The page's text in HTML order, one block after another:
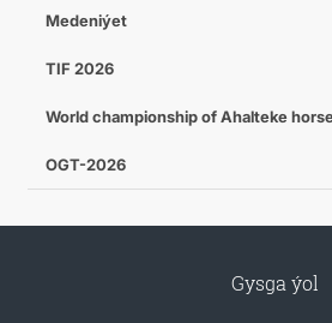
Medeniýet
TIF 2026
World championship of Ahalteke
OGT-2026
Gysga ýol